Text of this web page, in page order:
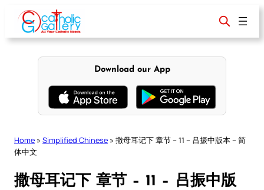
content
Download our App
Home » Simplified Chinese » 撒母耳记下 章节 – 11 – 吕振中版本 – 简
体中文
撒母耳记下 章节 – 11 – 吕振中版